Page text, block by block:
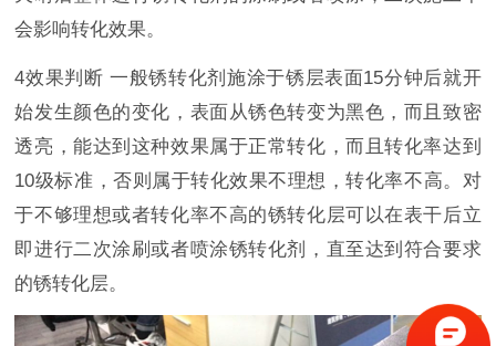
会影响转化效果。
4效果判断 一般锈转化剂施涂于锈层表面15分钟后就开
始发生颜色的变化，表面从锈色转变为黑色，而且致密
透亮，能达到这种效果属于正常转化，而且转化率达到
10级标准，否则属于转化效果不理想，转化率不高。对
于不够理想或者转化率不高的锈转化层可以在表干后立
即进行二次涂刷或者喷涂锈转化剂，直至达到符合要求
的锈转化层。